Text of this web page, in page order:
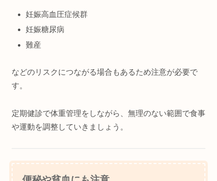
妊娠高血圧症候群
妊娠糖尿病
難産
などのリスクにつながる場合もあるため注意が必要で
す。
定期健診で体重管理をしながら、無理のない範囲で食事
や運動を調整していきましょう。